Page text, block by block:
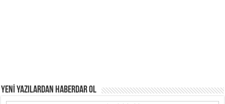
YENİ YAZILARDAN HABERDAR OL